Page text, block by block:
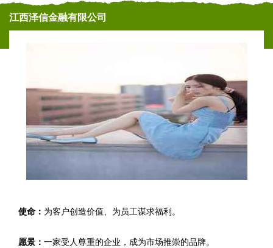
江西泽信金融有限公司
使命： 为客户创造价值、为员工谋求福利。
愿景： 一家受人尊重的企业，成为市场推崇的品牌。